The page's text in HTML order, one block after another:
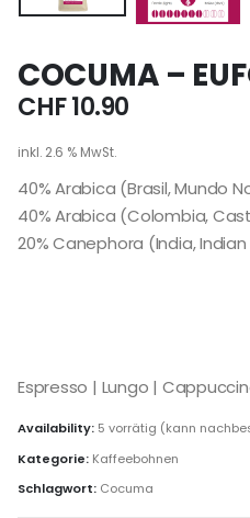
COCUMA –
CHF10.90
inkl. 2.6 % MwSt.
40% Arabica (Brasil, Mundo
40% Arabica (Colombia,
20% Canephora (India,
Espresso | Lungo |
Availability: 5 vorrätig (kann
Kategorie: Kaffeebohnen
Schlagwort: Cocuma